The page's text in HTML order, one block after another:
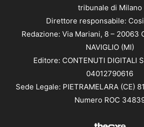
tribunale di Milano
Direttore responsabile:
Redazione: Via Mariani, 8 – 20063
NAVIGLIO (MI)
Editore: CONTENUTI DIGITALI
04012790616
Sede Legale: PIETRAMELARA (CE)
Numero ROC